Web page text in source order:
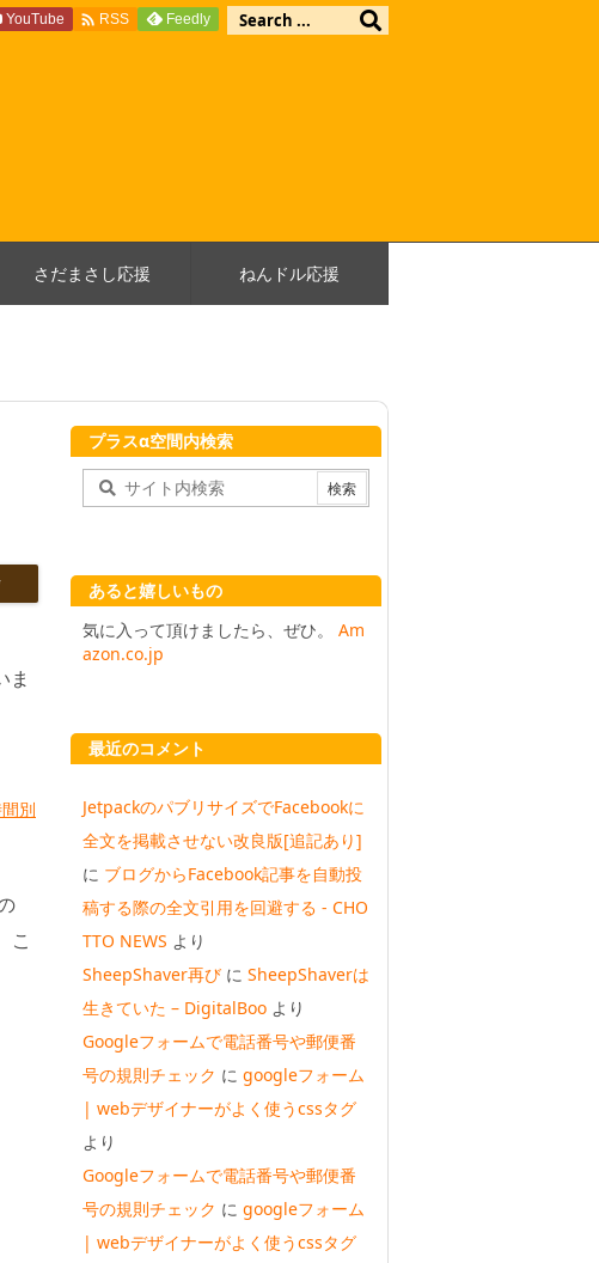
さだまさし応援 ねんドル応援
YouTube  RSS Feedly
ま
別
こ
プラスα空間内検索
あると嬉しいもの
気に入って頂けましたら、ぜひ。 Am
azon.co.jp
最近のコメント
JetpackのパブリサイズでFacebookに
全文を掲載させない改良版[追記あり]
に ブログからFacebook記事を自動投
稿する際の全文引用を回避する - CHO
TTO NEWS より
SheepShaver再び に SheepShaverは
生きていた – DigitalBoo より
Googleフォームで電話番号や郵便番
号の規則チェック に googleフォーム
| webデザイナーがよく使うcssタグ
より
Googleフォームで電話番号や郵便番
号の規則チェック に googleフォーム
| webデザイナーがよく使うcssタグ